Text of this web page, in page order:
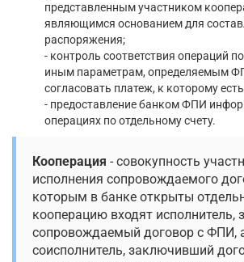
представленным участником
являющимся основанием для
распоряжения;
- контроль соответствия операций
иным параметрам, определяемым
согласовать платеж, к которому
- предоставление банком ФПИ
операциях по отдельному счету.
Кооперация - совокупность
исполнения сопровождаемого
которым в банке открыты
кооперацию входят
сопровождаемый договор с ФПИ,
соисполнитель, заключивший